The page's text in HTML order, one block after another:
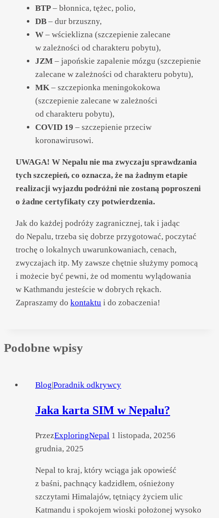
BTP – błonnica, tężec, polio,
DB – dur brzuszny,
W – wścieklizna (szczepienie zalecane
w zależności od charakteru pobytu),
JZM – japońskie zapalenie mózgu (szczepienie
zalecane w zależności od charakteru pobytu),
MK – szczepionka meningokokowa
(szczepienie zalecane w zależności
od charakteru pobytu),
COVID 19 – szczepienie przeciw
koronawirusowi.
UWAGA! W Nepalu nie ma zwyczaju sprawdzania
tych szczepień, co oznacza, że na żadnym etapie
realizacji wyjazdu podróżni nie zostaną poproszeni
o żadne certyfikaty czy potwierdzenia.
Jak do każdej podróży zagranicznej, tak i jadąc
do Nepalu, trzeba się dobrze przygotować, poczytać
trochę o lokalnych uwarunkowaniach, cenach,
zwyczajach itp. My zawsze chętnie służymy pomocą
i możecie być pewni, że od momentu wylądowania
w Kathmandu jesteście w dobrych rękach.
Zapraszamy do kontaktu i do zobaczenia!
Podobne wpisy
Blog|Poradnik odkrywcy
Jaka karta SIM w Nepalu?
PrzezExploringNepal 1 listopada, 20256
grudnia, 2025
Nepal to kraj, który wciąga jak opowieść
z baśni, pachnący kadzidłem, ośnieżony
szczytami Himalajów, tętniący życiem ulic
Katmandu i spokojem wioski położonej wysoko